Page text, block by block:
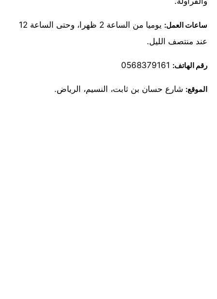
ساعات العمل:
يوميا من الساعة 2 ظهرا، وحتى الساعة 12
عند منتصف الليل.
رقم الهاتف:
الموقع: شارع حسان بن ثابت، النسيم، الرياض.